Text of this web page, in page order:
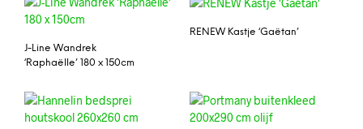
J-Line Wandrek
‘Raphaëlle’ 180 x 150cm
RENEW Kastje ‘Gaëtan’